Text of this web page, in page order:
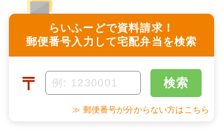
らいふーどで資料請求！
郵便番号入力して宅配弁当を検索
〒 検索
≫ 郵便番号が分からない方はこちら